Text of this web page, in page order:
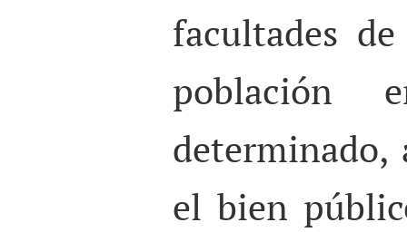
facultades
población
determinado,
el bien